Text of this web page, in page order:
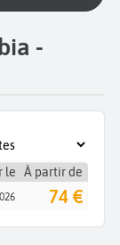
-
le À partir de
74 €